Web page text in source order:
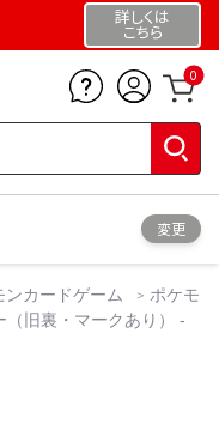
詳しくは
こちら
0
変更
ンカードゲーム
ポケモ
旧裏・マークあり） -